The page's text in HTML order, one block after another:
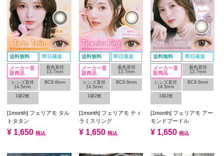
送料無料 即日発送
メーカー直
販商品
着色直径
13.7mm
レンズ直径
14.5mm
BC8.6mm
1箱2枚
[1month] フェリアモ タル
トタタン
¥ 1,650 税込
送料無料 即日発送
メーカー直
販商品
着色直径
13.7mm
レンズ直径
14.5mm
BC8.6mm
1箱2枚
[1month] フェリアモ ティ
ラミスリング
¥ 1,650 税込
送料無料 即日発送
メーカー直
販商品
着色直径
13.7mm
レンズ直径
14.5mm
BC8.6mm
1箱2枚
[1month] フェリアモ アー
モンドプードル
¥ 1,650 税込